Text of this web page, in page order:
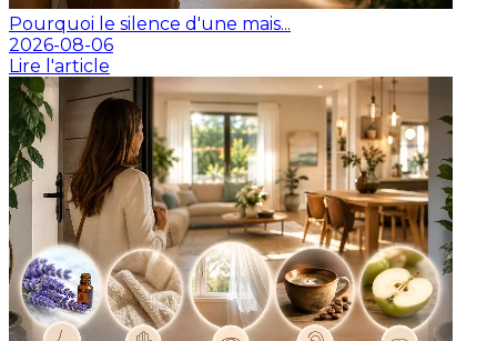
Pourquoi le silence d'une mais...
2026-08-06
Lire l'article